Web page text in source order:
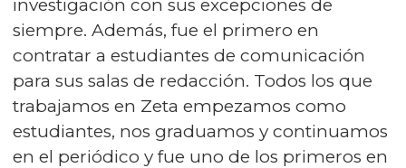
investigación con sus excepciones de
siempre. Además, fue el primero en
contratar a estudiantes de comunicación
para sus salas de redacción. Todos los que
trabajamos en Zeta empezamos como
estudiantes, nos graduamos y continuamos
en el periódico y fue uno de los primeros en